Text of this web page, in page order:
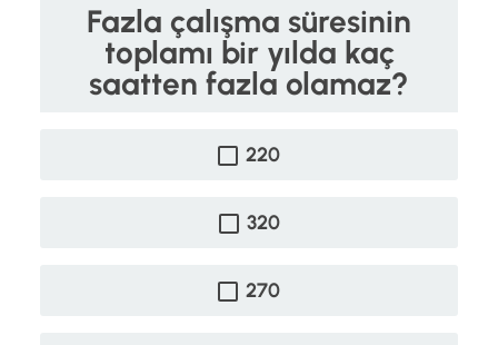
Fazla çalışma süresinin
toplamı bir yılda kaç
saatten fazla olamaz?
220
320
270